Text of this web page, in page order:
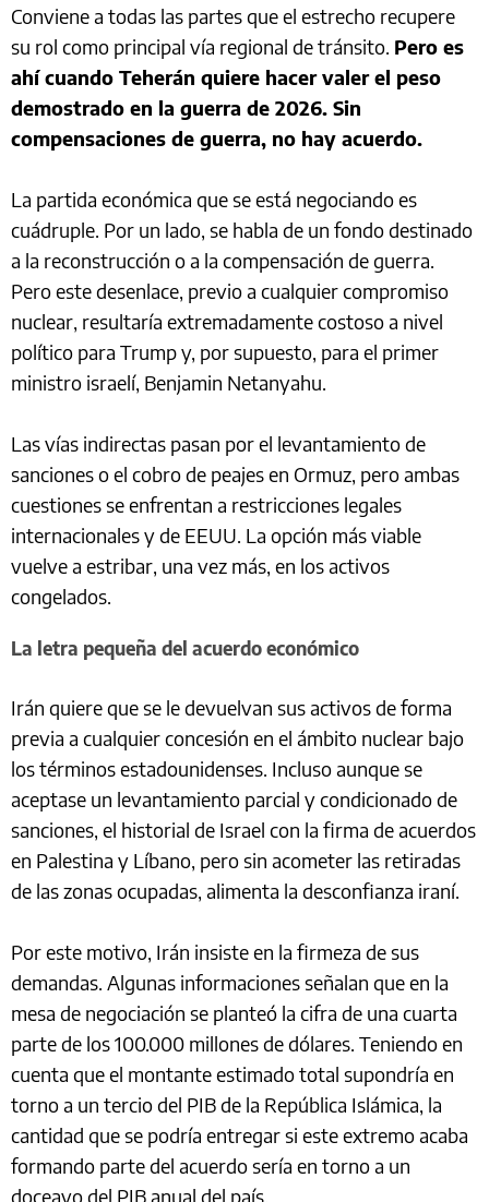
Conviene a todas las partes que el estrecho recupere
su rol como principal vía regional de tránsito. Pero es
ahí cuando Teherán quiere hacer valer el peso
demostrado en la guerra de 2026. Sin
compensaciones de guerra, no hay acuerdo.
La partida económica que se está negociando es
cuádruple. Por un lado, se habla de un fondo destinado
a la reconstrucción o a la compensación de guerra.
Pero este desenlace, previo a cualquier compromiso
nuclear, resultaría extremadamente costoso a nivel
político para Trump y, por supuesto, para el primer
ministro israelí, Benjamin Netanyahu.
Las vías indirectas pasan por el levantamiento de
sanciones o el cobro de peajes en Ormuz, pero ambas
cuestiones se enfrentan a restricciones legales
internacionales y de EEUU. La opción más viable
vuelve a estribar, una vez más, en los activos
congelados.
La letra pequeña del acuerdo económico
Irán quiere que se le devuelvan sus activos de forma
previa a cualquier concesión en el ámbito nuclear bajo
los términos estadounidenses. Incluso aunque se
aceptase un levantamiento parcial y condicionado de
sanciones, el historial de Israel con la firma de acuerdos
en Palestina y Líbano, pero sin acometer las retiradas
de las zonas ocupadas, alimenta la desconfianza iraní.
Por este motivo, Irán insiste en la firmeza de sus
demandas. Algunas informaciones señalan que en la
mesa de negociación se planteó la cifra de una cuarta
parte de los 100.000 millones de dólares. Teniendo en
cuenta que el montante estimado total supondría en
torno a un tercio del PIB de la República Islámica, la
cantidad que se podría entregar si este extremo acaba
formando parte del acuerdo sería en torno a un
doceavo del PIB anual del país.